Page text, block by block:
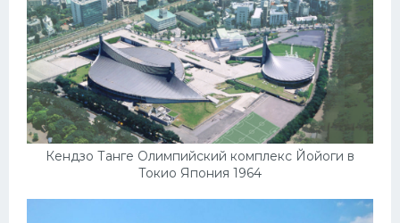
Кендзо Танге Олимпийский комплекс Йойоги в
Токио Япония 1964